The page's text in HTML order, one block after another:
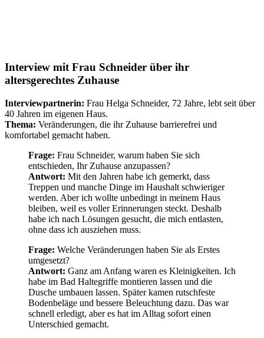
Interview mit Frau Schneider über ihr
altersgerechtes Zuhause
Interviewpartnerin: Frau Helga Schneider, 72 Jahre, lebt seit über
40 Jahren im eigenen Haus.
Thema: Veränderungen, die ihr Zuhause barrierefrei und
komfortabel gemacht haben.
Frage: Frau Schneider, warum haben Sie sich
entschieden, Ihr Zuhause anzupassen?
Antwort: Mit den Jahren habe ich gemerkt, dass
Treppen und manche Dinge im Haushalt schwieriger
werden. Aber ich wollte unbedingt in meinem Haus
bleiben, weil es voller Erinnerungen steckt. Deshalb
habe ich nach Lösungen gesucht, die mich entlasten,
ohne dass ich ausziehen muss.
Frage: Welche Veränderungen haben Sie als Erstes
umgesetzt?
Antwort: Ganz am Anfang waren es Kleinigkeiten. Ich
habe im Bad Haltegriffe montieren lassen und die
Dusche umbauen lassen. Später kamen rutschfeste
Bodenbeläge und bessere Beleuchtung dazu. Das war
schnell erledigt, aber es hat im Alltag sofort einen
Unterschied gemacht.